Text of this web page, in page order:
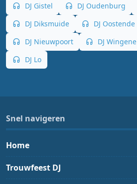
DJ Gistel DJ Oudenburg
DJ Diksmuide
DJ Oostende
DJ Nieuwpoort
DJ Wingene
DJ Lo
Snel navigeren
Home
Trouwfeest DJ